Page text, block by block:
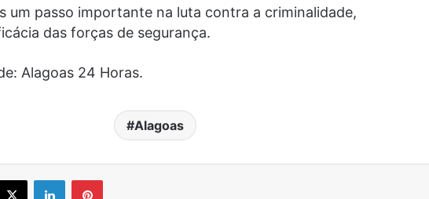
um passo importante na luta contra a criminalidade,
das forças de segurança.
Alagoas 24 Horas.
Alagoas
X LinkedinPinterest